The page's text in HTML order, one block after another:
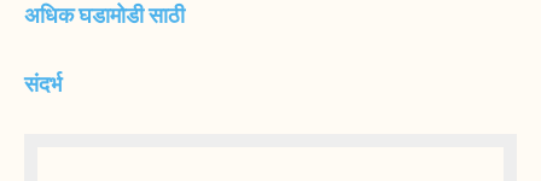
अधिक घडामोडी साठी
संदर्भ